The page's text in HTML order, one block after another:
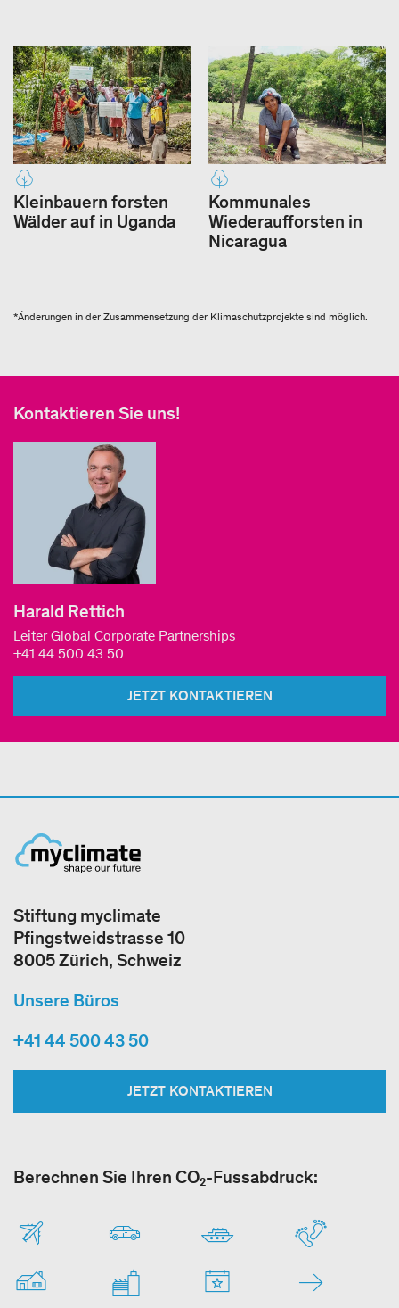
Kleinbauern forsten
Wälder auf in Uganda
Kommunales
Wiederaufforsten in
Nicaragua
*Änderungen in der Zusammensetzung der Klimaschutzprojekte sind möglich.
Kontaktieren Sie uns!
Harald Rettich
Leiter Global Corporate Partnerships
+41 44 500 43 50
JETZT KONTAKTIEREN
Stiftung myclimate
Pfingstweidstrasse 10
8005 Zürich, Schweiz
Unsere Büros
+41 44 500 43 50
JETZT KONTAKTIEREN
Berechnen Sie Ihren CO₂-Fussabdruck: